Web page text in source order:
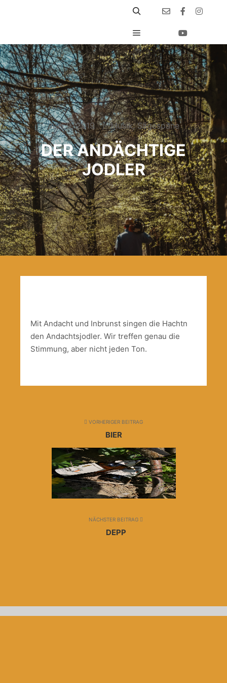
Juni 9, 2019 Musik,Sägespäne
DER ANDÄCHTIGE
JODLER
Mit Andacht und Inbrunst singen die Hachtn
den Andachtsjodler. Wir treffen genau die
Stimmung, aber nicht jeden Ton.
VORHERIGER BEITRAG
BIER
NÄCHSTER BEITRAG
DEPP